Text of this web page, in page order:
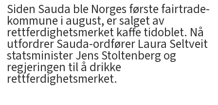
Siden Sauda ble Norges første fairtrade-
kommune i august, er salget av
rettferdighetsmerket kaffe tidoblet. Nå
utfordrer Sauda-ordfører Laura Seltveit
statsminister Jens Stoltenberg og
regjeringen til å drikke
rettferdighetsmerket.